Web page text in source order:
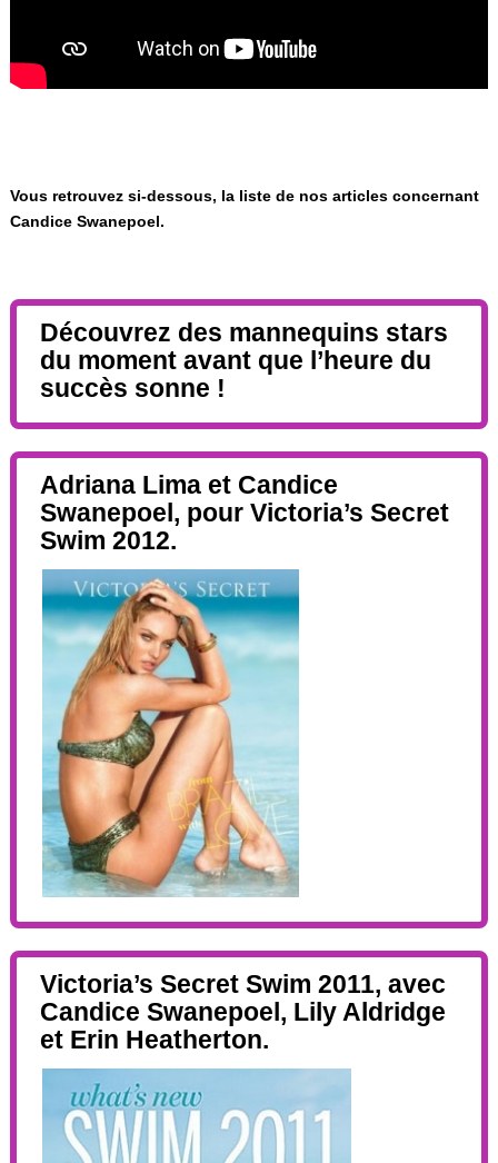
Vous retrouvez si-dessous, la liste de nos articles concernant
Candice Swanepoel.
Découvrez des mannequins stars
du moment avant que l’heure du
succès sonne !
Adriana Lima et Candice
Swanepoel, pour Victoria’s Secret
Swim 2012.
Victoria’s Secret Swim 2011, avec
Candice Swanepoel, Lily Aldridge
et Erin Heatherton.